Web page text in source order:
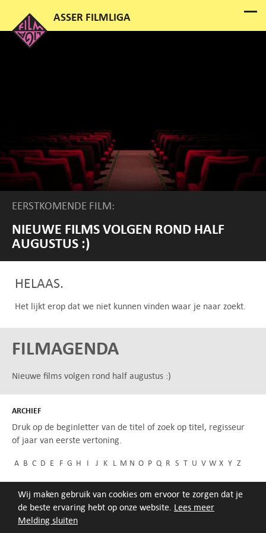
Melding sluiten
Wij maken gebruik van cookies om ervoor te zorgen dat je
de beste ervaring hebt op onze website. Lees meer
EERSTKOMENDE FILM:
NIEUWE FILMS VOLGEN ROND HALF
AUGUSTUS :)
HELAAS.
Het lijkt erop dat we niet kunnen vinden waar je naar zoekt.
FILMAGENDA
Nieuwe films volgen rond half augustus :)
ARCHIEF
Druk op de beginletter van de titel of zoek op titel, regisseur
of jaar van eerste vertoning.
A B C D E F G H I J K L M N O P Q R S T U V W X Y Z